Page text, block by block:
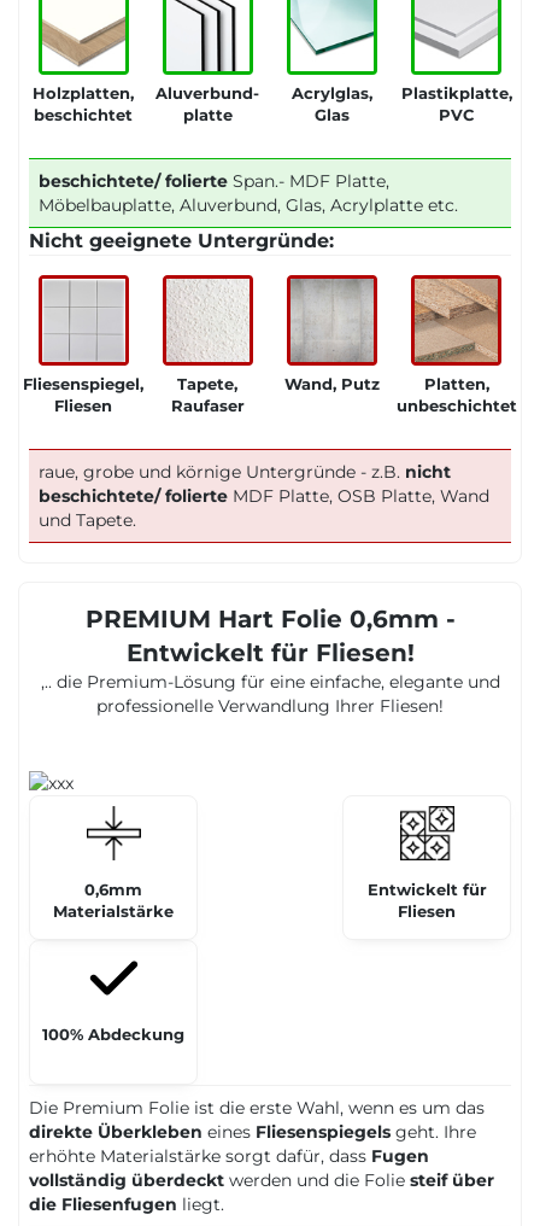
Holzplatten,
beschichtet
Aluverbund-
platte
Acrylglas,
Glas
Plastikplatte,
PVC
beschichtete/ folierte Span.- MDF Platte,
Möbelbauplatte, Aluverbund, Glas, Acrylplatte etc.
Nicht geeignete Untergründe:
Fliesenspiegel,
Fliesen
Tapete,
Raufaser
Wand, Putz
Platten,
unbeschichtet
raue, grobe und körnige Untergründe - z.B. nicht
beschichtete/ folierte MDF Platte, OSB Platte, Wand
und Tapete.
PREMIUM Hart Folie 0,6mm -
Entwickelt für Fliesen!
,.. die Premium-Lösung für eine einfache, elegante und
professionelle Verwandlung Ihrer Fliesen!
0,6mm
Materialstärke
Entwickelt für
Fliesen
100% Abdeckung
Die Premium Folie ist die erste Wahl, wenn es um das
direkte Überkleben eines Fliesenspiegels geht. Ihre
erhöhte Materialstärke sorgt dafür, dass Fugen
vollständig überdeckt werden und die Folie steif über
die Fliesenfugen liegt.